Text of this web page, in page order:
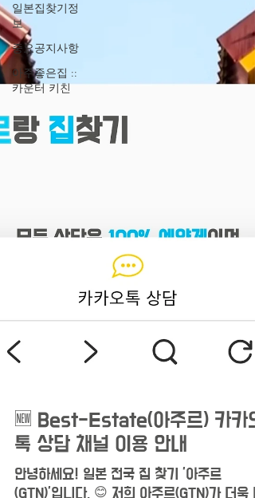
일본집찾기정
보
중요공지사항
아주좋은집 ::
카운터 키친
🆕 Best-Estate(아주르) 카카오
톡 상담 채널 이용 안내